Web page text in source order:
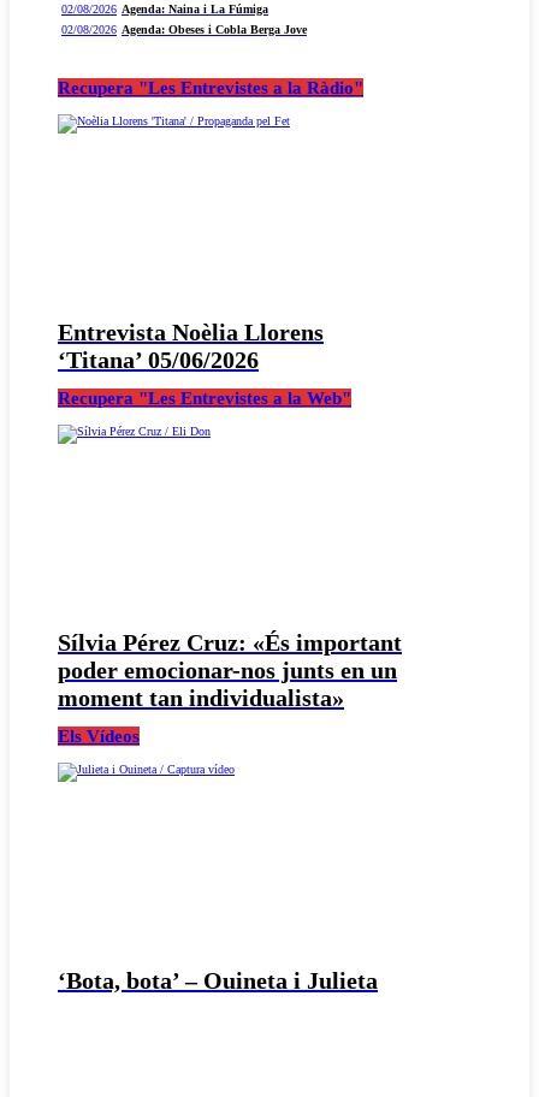
02/08/2026 Agenda: Naina i La Fúmiga
02/08/2026 Agenda: Obeses i Cobla Berga Jove
Recupera "Les Entrevistes a la Ràdio"
Entrevista Noèlia Llorens
‘Titana’ 05/06/2026
Recupera "Les Entrevistes a la Web"
Sílvia Pérez Cruz: «És important
poder emocionar-nos junts en un
moment tan individualista»
Els Vídeos
‘Bota, bota’ – Ouineta i Julieta